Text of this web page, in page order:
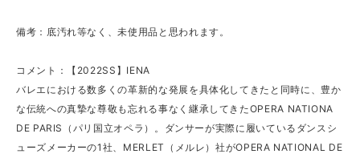
備考：底汚れ等なく、未使用品と思われます。
コメント：【2022SS】IENA
バレエにおける数多くの革新的な発展を具体化してきたと同時に、豊か
な伝統への真摯な尊敬も忘れる事なく継承してきたOPERA NATIONA
DE PARIS（パリ国立オペラ）。ダンサーが実際に履いているダンスシ
ューズメーカーの1社、MERLET（メルレ）社がOPERA NATIONAL DE